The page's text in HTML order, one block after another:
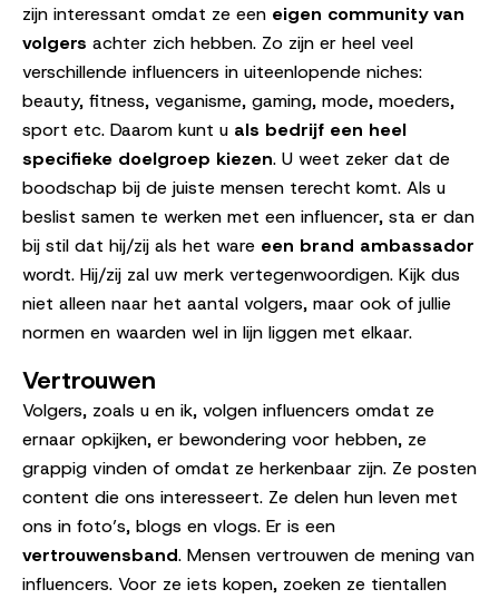
zijn interessant omdat ze een eigen community van
volgers achter zich hebben. Zo zijn er heel veel
verschillende influencers in uiteenlopende niches:
beauty, fitness, veganisme, gaming, mode, moeders,
sport etc. Daarom kunt u als bedrijf een heel
specifieke doelgroep kiezen. U weet zeker dat de
boodschap bij de juiste mensen terecht komt. Als u
beslist samen te werken met een influencer, sta er dan
bij stil dat hij/zij als het ware een brand ambassador
wordt. Hij/zij zal uw merk vertegenwoordigen. Kijk dus
niet alleen naar het aantal volgers, maar ook of jullie
normen en waarden wel in lijn liggen met elkaar.
Vertrouwen
Volgers, zoals u en ik, volgen influencers omdat ze
ernaar opkijken, er bewondering voor hebben, ze
grappig vinden of omdat ze herkenbaar zijn. Ze posten
content die ons interesseert. Ze delen hun leven met
ons in foto’s, blogs en vlogs. Er is een
vertrouwensband. Mensen vertrouwen de mening van
influencers. Voor ze iets kopen, zoeken ze tientallen